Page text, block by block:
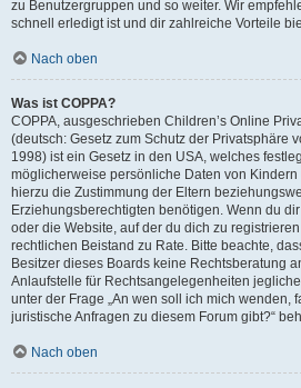
zu Benutzergruppen und so weiter. Wir
schnell erledigt ist und dir zahlreiche Vorteile
Nach oben
Was ist COPPA?
COPPA, ausgeschrieben Children’s Online
(deutsch: Gesetz zum Schutz der Privatsphäre
1998) ist ein Gesetz in den USA, welches
möglicherweise persönliche Daten von
hierzu die Zustimmung der Eltern
Erziehungsberechtigten benötigen. Wenn du
oder die Website, auf der du dich zu
rechtlichen Beistand zu Rate. Bitte beachte,
Besitzer dieses Boards keine Rechtsberatung
Anlaufstelle für Rechtsangelegenheiten
unter der Frage „An wen soll ich mich wenden,
juristische Anfragen zu diesem Forum gibt?“
Nach oben